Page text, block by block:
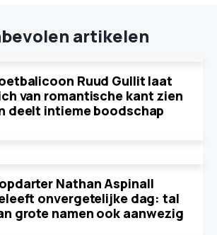
artikelen
Ruud Gullit laat
van romantische kant zien
deelt intieme boodschap
Nathan Aspinall
onvergetelijke dag: tal
grote namen ook aanwezig